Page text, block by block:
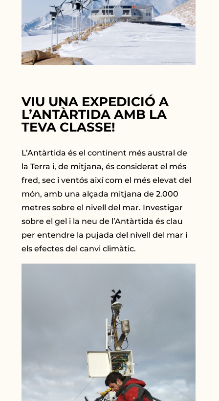
VIU UNA EXPEDICIÓ A
L’ANTÀRTIDA AMB LA
TEVA CLASSE!
L’Antàrtida és el continent més austral de
la Terra i, de mitjana, és considerat el més
fred, sec i ventós així com el més elevat del
món, amb una alçada mitjana de 2.000
metres sobre el nivell del mar. Investigar
sobre el gel i la neu de l’Antàrtida és clau
per entendre la pujada del nivell del mar i
els efectes del canvi climàtic.